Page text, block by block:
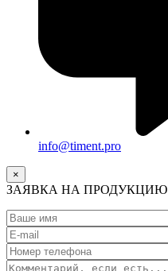
info@timent.pro
×
ЗАЯВКА НА ПРОДУКЦИЮ